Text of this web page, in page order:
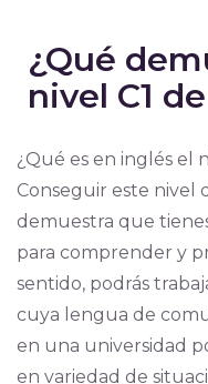
¿Qué
nivel C1
¿Qué es en inglés el
Conseguir este nivel
demuestra que
para comprender y
sentido, podrás
cuya lengua de
en una universidad
en variedad de